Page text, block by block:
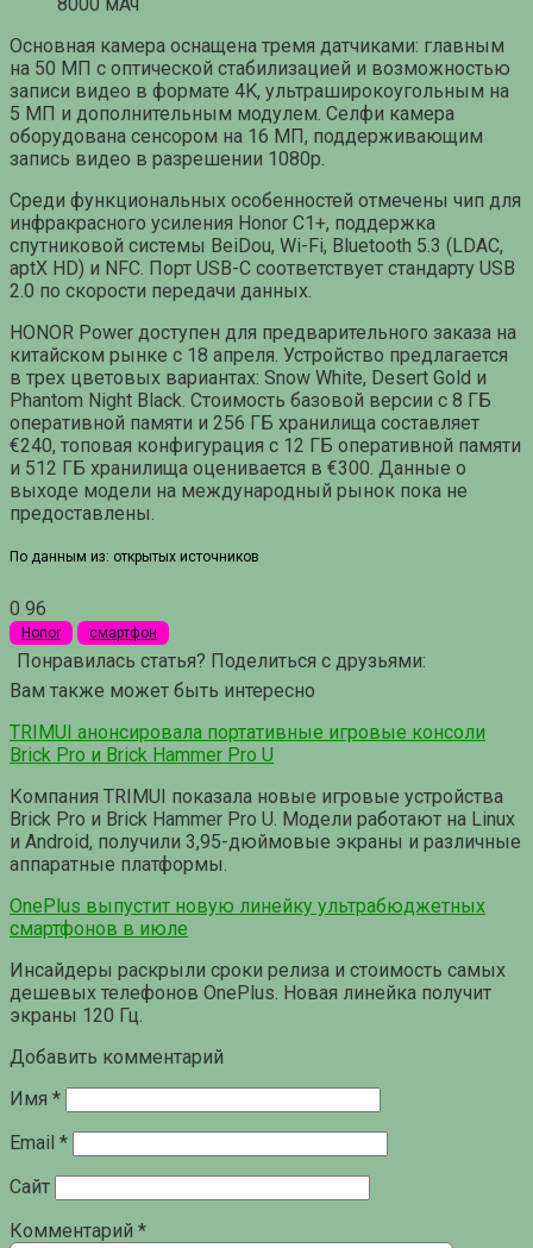
Основная камера оснащена тремя датчиками: главным
на 50 МП с оптической стабилизацией и возможностью
записи видео в формате 4K, ультраширокоугольным на
5 МП и дополнительным модулем. Селфи камера
оборудована сенсором на 16 МП, поддерживающим
запись видео в разрешении 1080p.
Среди функциональных особенностей отмечены чип для
инфракрасного усиления Honor C1+, поддержка
спутниковой системы BeiDou, Wi-Fi, Bluetooth 5.3 (LDAC,
aptX HD) и NFC. Порт USB-C соответствует стандарту USB
2.0 по скорости передачи данных.
HONOR Power доступен для предварительного заказа на
китайском рынке с 18 апреля. Устройство предлагается
в трех цветовых вариантах: Snow White, Desert Gold и
Phantom Night Black. Стоимость базовой версии с 8 ГБ
оперативной памяти и 256 ГБ хранилища составляет
€240, топовая конфигурация с 12 ГБ оперативной памяти
и 512 ГБ хранилища оценивается в €300. Данные о
выходе модели на международный рынок пока не
предоставлены.
По данным из: открытых источников
0 96
Honor смартфон
Понравилась статья? Поделиться с друзьями:
Вам также может быть интересно
TRIMUI анонсировала портативные игровые консоли
Brick Pro и Brick Hammer Pro U
Компания TRIMUI показала новые игровые устройства
Brick Pro и Brick Hammer Pro U. Модели работают на Linux
и Android, получили 3,95-дюймовые экраны и различные
аппаратные платформы.
OnePlus выпустит новую линейку ультрабюджетных
смартфонов в июле
Инсайдеры раскрыли сроки релиза и стоимость самых
дешевых телефонов OnePlus. Новая линейка получит
экраны 120 Гц.
Добавить комментарий
Имя *
Email *
Сайт
Комментарий *